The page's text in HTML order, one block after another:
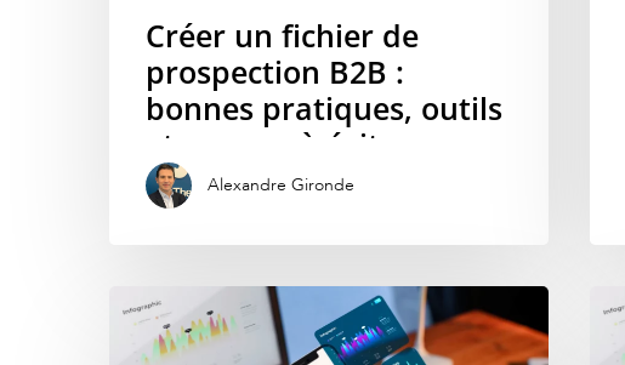
Créer un fichier de
prospection B2B :
bonnes pratiques, outils
et erreurs à éviter
Alexandre Gironde